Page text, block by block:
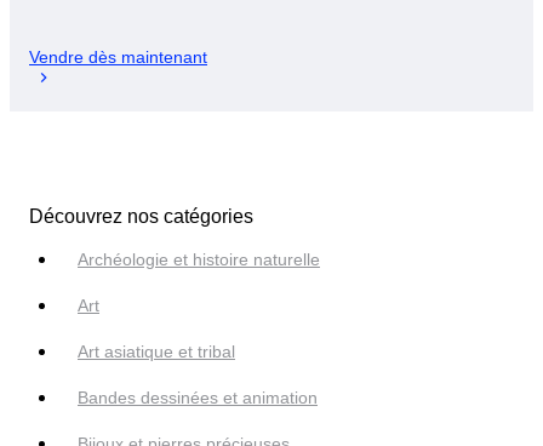
Vendre dès maintenant
Découvrez nos catégories
Archéologie et histoire naturelle
Art
Art asiatique et tribal
Bandes dessinées et animation